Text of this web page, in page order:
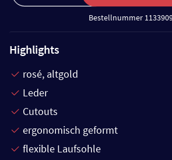
Bestellnummer
Highlights
rosé, altgold
Leder
Cutouts
ergonomisch geformt
flexible Laufsohle